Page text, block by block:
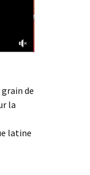
de
la
latine